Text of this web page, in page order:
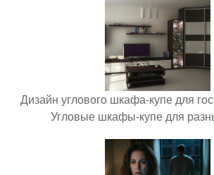
Дизайн углового шкафа-купе для
Угловые шкафы-купе для